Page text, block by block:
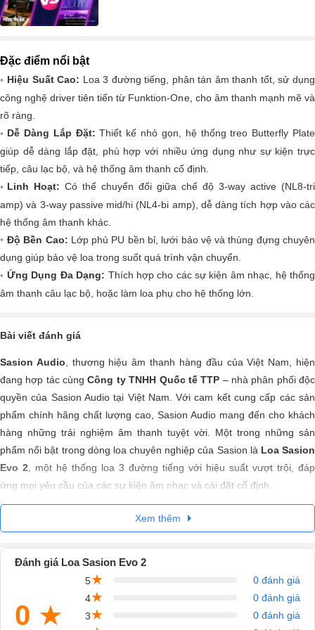
Đặc điểm nổi bật
Hiệu Suất Cao: Loa 3 đường tiếng, phân tán âm thanh tốt, sử dụng
công nghệ driver tiên tiến từ Funktion-One, cho âm thanh mạnh mẽ và
rõ ràng.
Dễ Dàng Lắp Đặt: Thiết kế nhỏ gọn, hệ thống treo Butterfly Plate
giúp dễ dàng lắp đặt, phù hợp với nhiều ứng dụng như sự kiện trực
tiếp, câu lạc bộ, và hệ thống âm thanh cố định.
Linh Hoạt: Có thể chuyển đổi giữa chế độ 3-way active (NL8-tri
amp) và 3-way passive mid/hi (NL4-bi amp), dễ dàng tích hợp vào các
hệ thống âm thanh khác.
Độ Bền Cao: Lớp phủ PU bền bỉ, lưới bảo vệ và thùng đựng chuyên
dụng giúp bảo vệ loa trong suốt quá trình vận chuyển.
Ứng Dụng Đa Dạng: Thích hợp cho các sự kiện âm nhạc, hệ thống
âm thanh câu lạc bộ, hoặc làm loa phụ cho hệ thống lớn.
Bài viết đánh giá
Sasion Audio, thương hiệu âm thanh hàng đầu của Việt Nam, hiện
đang hợp tác cùngCông ty TNHH Quốc tế TTP – nhà phân phối độc
quyền của Sasion Audio tại Việt Nam. Với cam kết cung cấp các sản
phẩm chính hãng chất lượng cao, Sasion Audio mang đến cho khách
hàng những trải nghiệm âm thanh tuyệt vời. Một trong những sản
phẩm nổi bật trong dòng loa chuyên nghiệp của Sasion là Loa Sasion
Evo 2, một hệ thống loa 3 đường tiếng với hiệu suất vượt trội, đáp
ứng mọi yêu cầu của các sự kiện âm nhạc và cài đặt cố định.
Xem thêm
Đánh giá Loa Sasion Evo 2
0 ★
5★
0 đánh giá
4★
0 đánh giá
3★
0 đánh giá